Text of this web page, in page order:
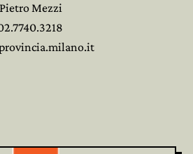
Mezzi